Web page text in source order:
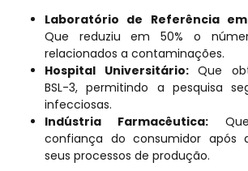
Laboratório de Referência
Que reduziu em 50% o
relacionados a contaminações.
Hospital Universitário:Que
BSL-3, permitindo a pesquisa
infecciosas.
Indústria Farmacêutica:Que
confiança do consumidor após
seus processos de produção.